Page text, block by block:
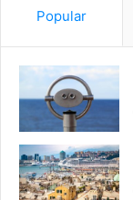
Popular